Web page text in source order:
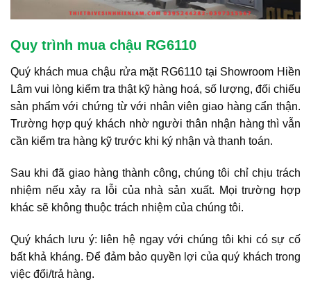
Quy trình mua chậu RG6110
Quý khách mua chậu rửa mặt RG6110 tại Showroom Hiền
Lâm vui lòng kiểm tra thật kỹ hàng hoá, số lượng, đối chiếu
sản phẩm với chứng từ với nhân viên giao hàng cẩn thận.
Trường hợp quý khách nhờ người thân nhận hàng thì vẫn
cần kiểm tra hàng kỹ trước khi ký nhận và thanh toán.
Sau khi đã giao hàng thành công, chúng tôi chỉ chịu trách
nhiệm nếu xảy ra lỗi của nhà sản xuất. Mọi trường hợp
khác sẽ không thuộc trách nhiệm của chúng tôi.
Quý khách lưu ý: liên hệ ngay với chúng tôi khi có sự cố
bất khả kháng. Để đảm bảo quyền lợi của quý khách trong
việc đổi/trả hàng.